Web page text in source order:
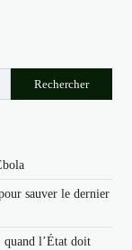
Rechercher
sauver le dernier
quand l’État doit